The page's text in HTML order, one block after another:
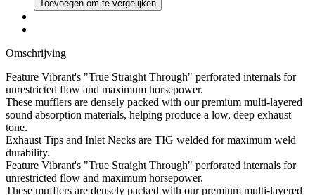
Toevoegen om te vergelijken
Omschrijving
Feature Vibrant's "True Straight Through" perforated internals for
unrestricted flow and maximum horsepower.
These mufflers are densely packed with our premium multi-layered
sound absorption materials, helping produce a low, deep exhaust
tone.
Exhaust Tips and Inlet Necks are TIG welded for maximum weld
durability.
Feature Vibrant's "True Straight Through" perforated internals for
unrestricted flow and maximum horsepower.
These mufflers are densely packed with our premium multi-layered